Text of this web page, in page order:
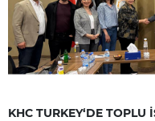
KHC TURKEY‘DE